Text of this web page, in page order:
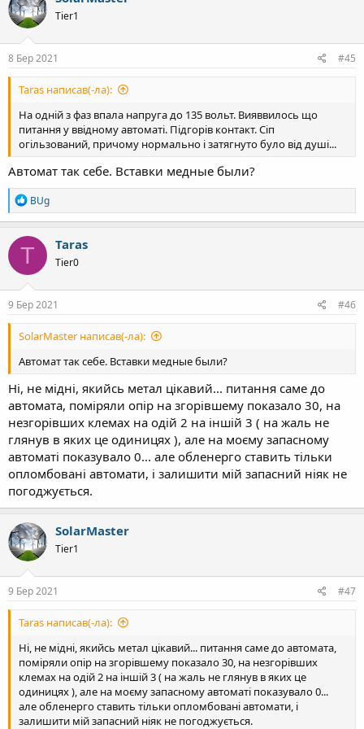
ц
і
ї
:
Tier1
8 Бер 2021 #45
Taras написав(-ла):
На одній з фаз впала напруга до 135 вольт. Вияввилось що
питання у ввідному автоматі. Підгорів контакт. Сіп
огільзований, причому нормально і затягнуто було від душі...
Автомат так себе. Вставки медные были?
Р
е
а
к
ц
ї
:
BUg
T Taras
Tier0
9 Бер 2021 #46
SolarMaster написав(-ла):
Автомат так себе. Вставки медные были?
Ні, не мідні, якийсь метал цікавий... питання саме до
автомата, поміряли опір на згорівшему показало 30, на
незгорівших клемах на одій 2 на іншій 3 ( на жаль не
глянув в яких це одиницях ), але на моєму запасному
автоматі показувало 0... але обленерго ставить тільки
опломбовані автомати, і залишити мій запасний ніяк не
погоджується.
SolarMaster
Tier1
9 Бер 2021 #47
Taras написав(-ла):
Ні, не мідні, якийсь метал цікавий... питання саме до автомата,
поміряли опір на згорівшему показало 30, на незгорівших
клемах на одій 2 на іншій 3 ( на жаль не глянув в яких це
одиницях ), але на моєму запасному автоматі показувало 0...
але обленерго ставить тільки опломбовані автомати, і
залишити мій запасний ніяк не погоджується.